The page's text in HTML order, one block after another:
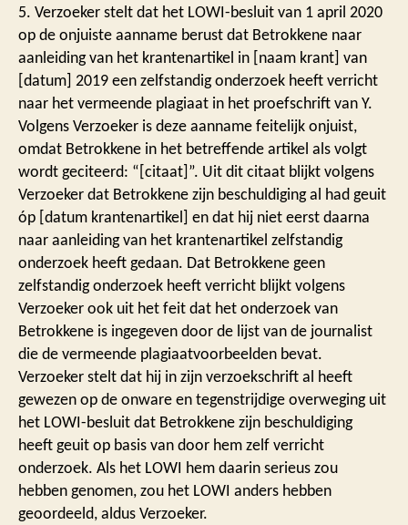
5. Verzoeker stelt dat het LOWI-besluit van 1 april 2020
op de onjuiste aanname berust dat Betrokkene naar
aanleiding van het krantenartikel in [naam krant] van
[datum] 2019 een zelfstandig onderzoek heeft verricht
naar het vermeende plagiaat in het proefschrift van Y.
Volgens Verzoeker is deze aanname feitelijk onjuist,
omdat Betrokkene in het betreffende artikel als volgt
wordt geciteerd: “[citaat]”. Uit dit citaat blijkt volgens
Verzoeker dat Betrokkene zijn beschuldiging al had geuit
óp [datum krantenartikel] en dat hij niet eerst daarna
naar aanleiding van het krantenartikel zelfstandig
onderzoek heeft gedaan. Dat Betrokkene geen
zelfstandig onderzoek heeft verricht blijkt volgens
Verzoeker ook uit het feit dat het onderzoek van
Betrokkene is ingegeven door de lijst van de journalist
die de vermeende plagiaatvoorbeelden bevat.
Verzoeker stelt dat hij in zijn verzoekschrift al heeft
gewezen op de onware en tegenstrijdige overweging uit
het LOWI-besluit dat Betrokkene zijn beschuldiging
heeft geuit op basis van door hem zelf verricht
onderzoek. Als het LOWI hem daarin serieus zou
hebben genomen, zou het LOWI anders hebben
geoordeeld, aldus Verzoeker.